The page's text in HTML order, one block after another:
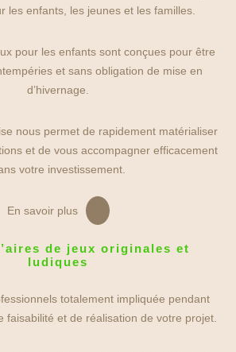
les enfants, les jeunes et les familles.
pour les enfants sont conçues pour être
et sans obligation de mise en
d’hivernage.
nous permet de rapidement matérialiser
et de vous accompagner efficacement
votre investissement.
En savoir plus
de jeux originales et
ludiques
totalement impliquée pendant
faisabilité et de réalisation de votre projet.